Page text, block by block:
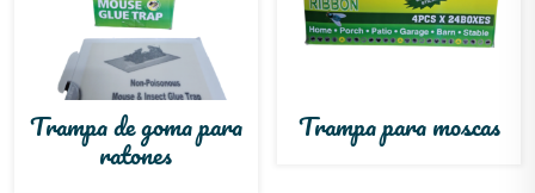
Trampa de goma para
ratones
Trampa para moscas